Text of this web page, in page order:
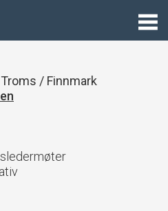
7 Nordland - Troms - Finnmark
/ Finnmark